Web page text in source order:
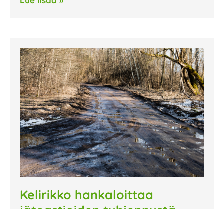
Kelirikko hankaloittaa